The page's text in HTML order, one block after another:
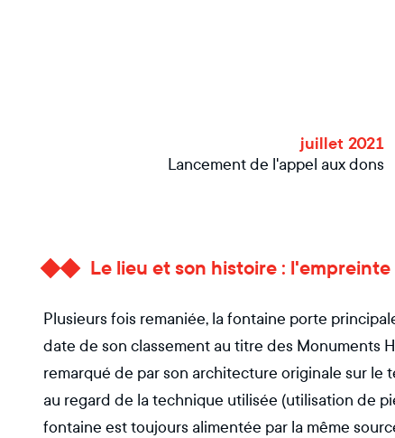
juillet 2021
Lancement de l'appel aux dons
Le lieu et son histoire :
Plusieurs fois remaniée, la fontaine porte
date de son classement au titre des Monuments
remarqué de par son architecture originale sur le
au regard de la technique utilisée (utilisation de
fontaine est toujours alimentée par la même